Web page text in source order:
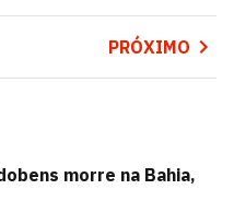
PRÓXIMO
morre na Bahia,